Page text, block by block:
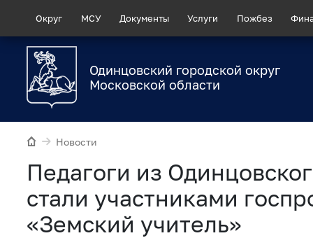
Округ МСУ Документы Услуги Пожбез
Одинцовский городской округ
Московской области
Новости
Педагоги из
стали участниками
«Земский учитель»